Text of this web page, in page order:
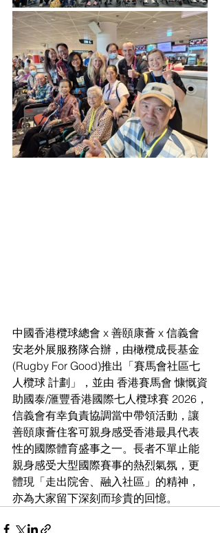
中國香港欖球總會 x 善頤康薈 x 信義會
安老外展服務隊合辦，由橄欖成長基金
(Rugby For Good)推出「賽馬會社區七
人欖球 計劃」，並由 香港賽馬會 慷慨資
助國泰/滙豐香港國際七人欖球賽 2026，
信義會有幸負責協調當中帶領活動，讓
善頤康薈住客可親身感受香港最具代表
性的國際體育盛事之一。長者不單止能
親身感受大型國際賽事的熱烈氣氛，更
體現「走出院舍、融入社區」的精神，
亦為大家留下深刻而珍貴的回憶。